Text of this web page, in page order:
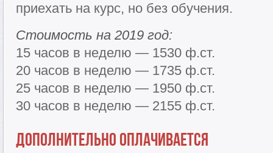
приехать на курс, но без обучения.
Стоимость на 2019 год:
15 часов в неделю — 1530 ф.ст.
20 часов в неделю — 1735 ф.ст.
25 часов в неделю — 1950 ф.ст.
30 часов в неделю — 2155 ф.ст.
Дополнительно оплачивается